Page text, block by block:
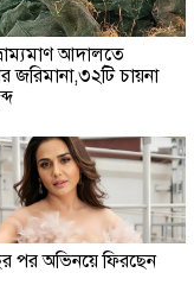
আদালতে
জরিমানা,৩২টি চায়না
পর অভিনয়ে ফিরছেন